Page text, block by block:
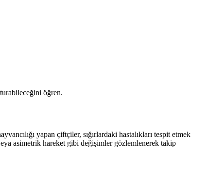
öğren.
yapan çiftçiler, sığırlardaki hastalıkları tespit etmek
asimetrik hareket gibi değişimler gözlemlenerek takip